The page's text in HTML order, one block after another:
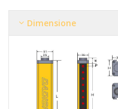
Dimensione